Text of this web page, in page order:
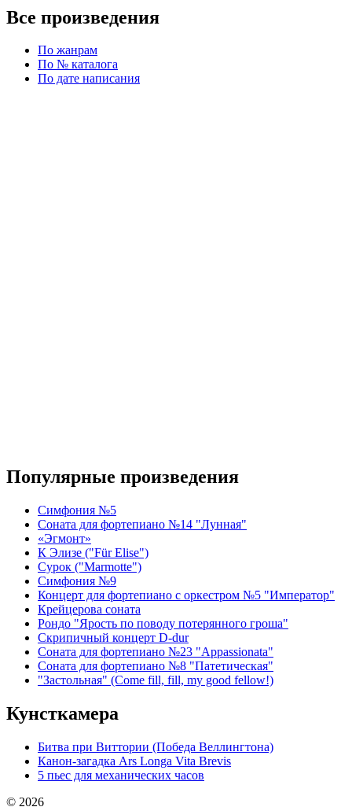
Все произведения
По жанрам
По № каталога
По дате написания
Популярные произведения
Симфония №5
Соната для фортепиано №14 "Лунная"
«Эгмонт»
К Элизе ("Für Elise")
Сурок ("Marmotte")
Симфония №9
Концерт для фортепиано с оркестром №5 "Император"
Крейцерова соната
Рондо "Ярость по поводу потерянного гроша"
Скрипичный концерт D-dur
Соната для фортепиано №23 "Appassionata"
Соната для фортепиано №8 "Патетическая"
"Застольная" (Come fill, fill, my good fellow!)
Кунсткамера
Битва при Виттории (Победа Веллингтона)
Канон-загадка Ars Longa Vita Brevis
5 пьес для механических часов
© 2026